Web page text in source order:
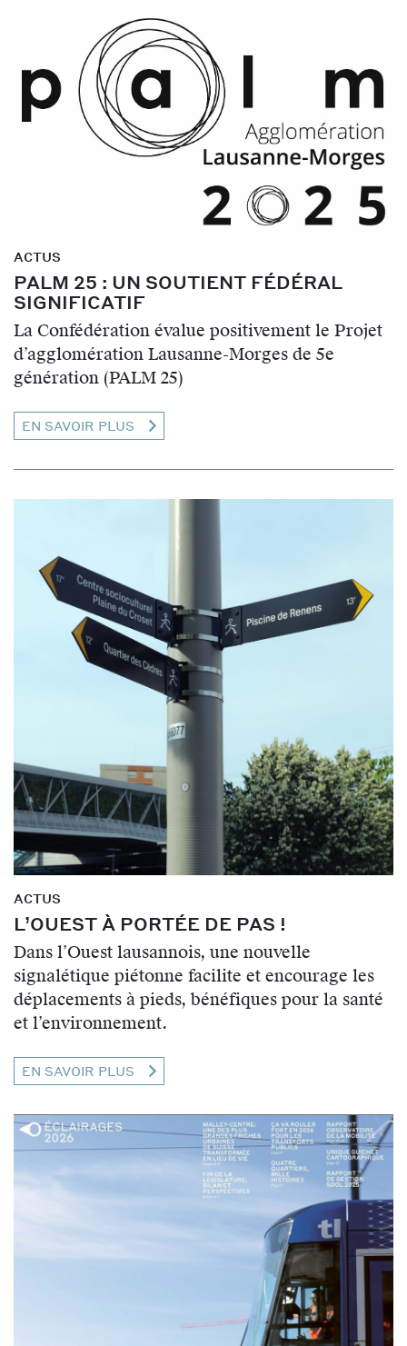
ACTUS
PALM 25 : UN SOUTIENT FÉDÉRAL
SIGNIFICATIF
La Confédération évalue positivement le Projet
d’agglomération Lausanne-Morges de 5e
génération (PALM 25)
EN SAVOIR PLUS
ACTUS
L’OUEST À PORTÉE DE PAS !
Dans l’Ouest lausannois, une nouvelle
signalétique piétonne facilite et encourage les
déplacements à pieds, bénéfiques pour la santé
et l’environnement.
EN SAVOIR PLUS